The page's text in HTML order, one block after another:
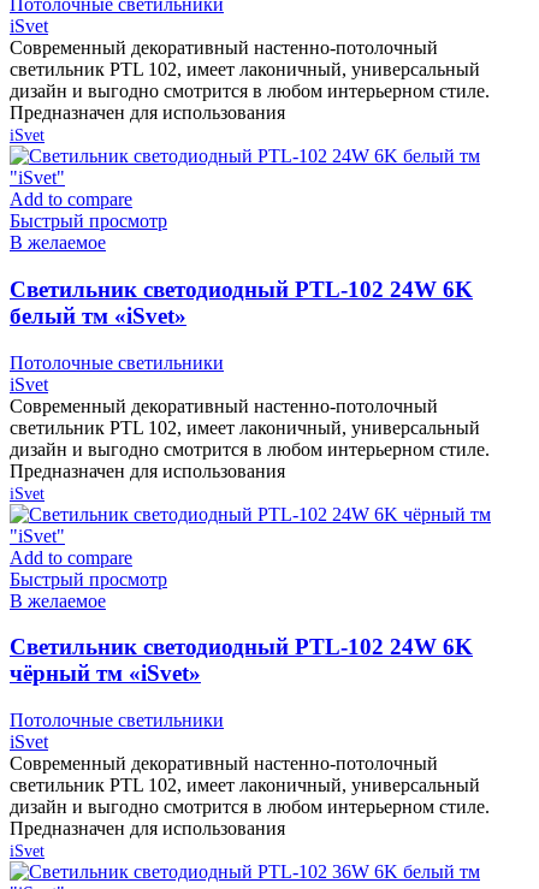
Потолочные светильники
iSvet
Современный декоративный настенно-потолочный
светильник PTL 102, имеет лаконичный, универсальный
дизайн и выгодно смотрится в любом интерьерном стиле.
Предназначен для использования
iSvet
Add to compare
Быстрый просмотр
В желаемое
Cветильник светодиодный PTL-102 24W 6K
белый тм «iSvet»
Потолочные светильники
iSvet
Современный декоративный настенно-потолочный
светильник PTL 102, имеет лаконичный, универсальный
дизайн и выгодно смотрится в любом интерьерном стиле.
Предназначен для использования
iSvet
Add to compare
Быстрый просмотр
В желаемое
Cветильник светодиодный PTL-102 24W 6K
чёрный тм «iSvet»
Потолочные светильники
iSvet
Современный декоративный настенно-потолочный
светильник PTL 102, имеет лаконичный, универсальный
дизайн и выгодно смотрится в любом интерьерном стиле.
Предназначен для использования
iSvet